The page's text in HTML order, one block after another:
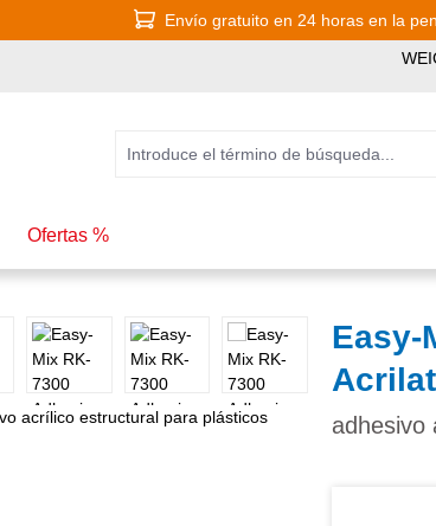
Envío gratuito en 24 horas en la
Ofertas %
Easy-
adhesivo